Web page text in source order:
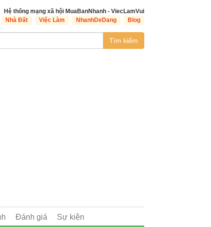
Hệ thống mạng xã hội MuaBanNhanh - ViecLamVui
Nhà Đất Việc Làm NhanhDeDang Blog
Tìm kiếm
Đánh giá Sự kiện